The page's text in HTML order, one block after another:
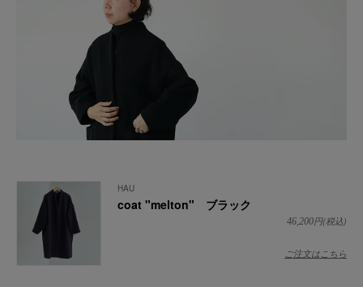
HAU
coat "melton" ブラック
46,200円(税込)
ご注文はこちら